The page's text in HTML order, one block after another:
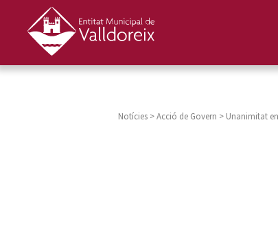
Notícies >Acció de Govern > Unanimitat